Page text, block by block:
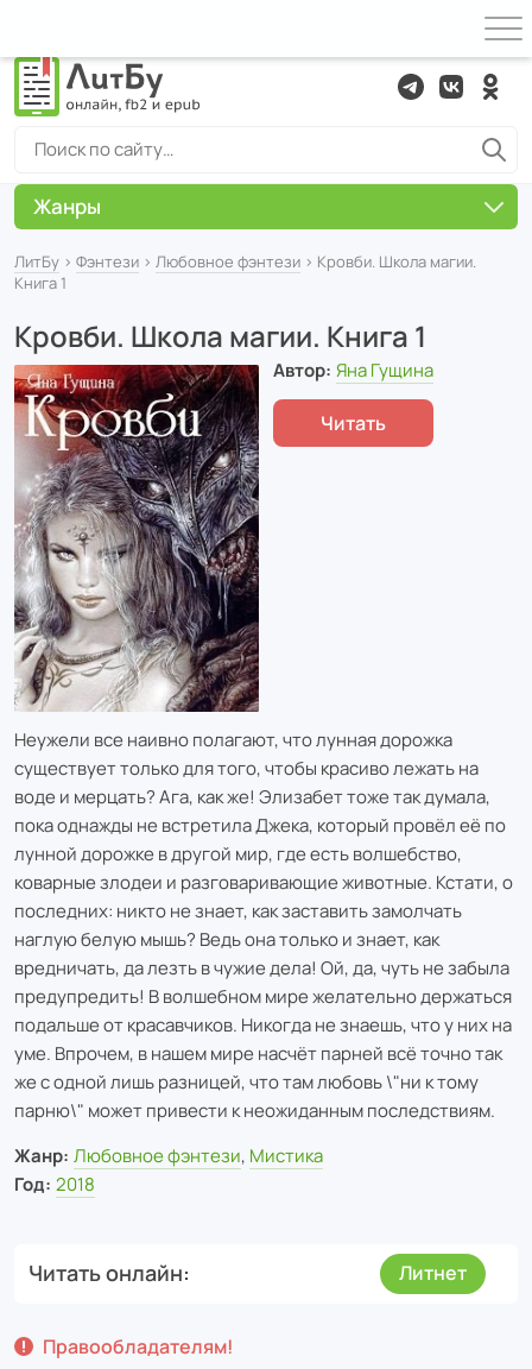
ЛитБу › Фэнтези › Любовное фэнтези › Кровби. Школа магии.
Книга 1
Кровби. Школа магии. Книга 1
Автор: Яна Гущина
Читать
Неужели все наивно полагают, что лунная дорожка
существует только для того, чтобы красиво лежать на
воде и мерцать? Ага, как же! Элизабет тоже так думала,
пока однажды не встретила Джека, который провёл её по
лунной дорожке в другой мир, где есть волшебство,
коварные злодеи и разговаривающие животные. Кстати, о
последних: никто не знает, как заставить замолчать
наглую белую мышь? Ведь она только и знает, как
вредничать, да лезть в чужие дела! Ой, да, чуть не забыла
предупредить! В волшебном мире желательно держаться
подальше от красавчиков. Никогда не знаешь, что у них на
уме. Впрочем, в нашем мире насчёт парней всё точно так
же с одной лишь разницей, что там любовь \"ни к тому
парню\" может привести к неожиданным последствиям.
Жанр: Любовное фэнтези, Мистика
Год: 2018
Читать онлайн Литнет
Правообладателям!
Жанры